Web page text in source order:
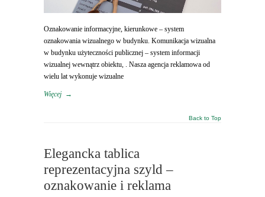
Oznakowanie informacyjne, kierunkowe – system
oznakowania wizualnego w budynku. Komunikacja wizualna
w budynku użyteczności publicznej – system informacji
wizualnej wewnątrz obiektu, . Nasza agencja reklamowa od
wielu lat wykonuje wizualne
Więcej →
Back to Top
Elegancka tablica
reprezentacyjna szyld –
oznakowanie i reklama